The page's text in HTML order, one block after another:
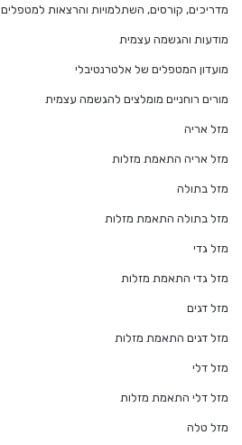
מדריכים, קורסים, השתלמויות והרצאות למטפלים
מודעות והגשמה עצמית
מועדון המטפלים של אלטרנטיבלי
מורים רוחניים מומלצים להגשמה עצמית
מזל אריה
מזל אריה התאמת מזלות
מזל בתולה
מזל בתולה התאמת מזלות
מזל גדי
מזל גדי התאמת מזלות
מזל דגים
מזל דגים התאמת מזלות
מזל דלי
מזל דלי התאמת מזלות
מזל טלה